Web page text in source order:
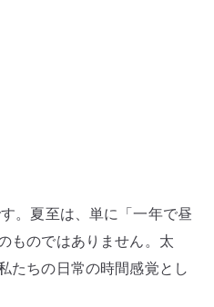
。夏至は、単に「一年で昼
ものではありません。太
たちの日常の時間感覚とし